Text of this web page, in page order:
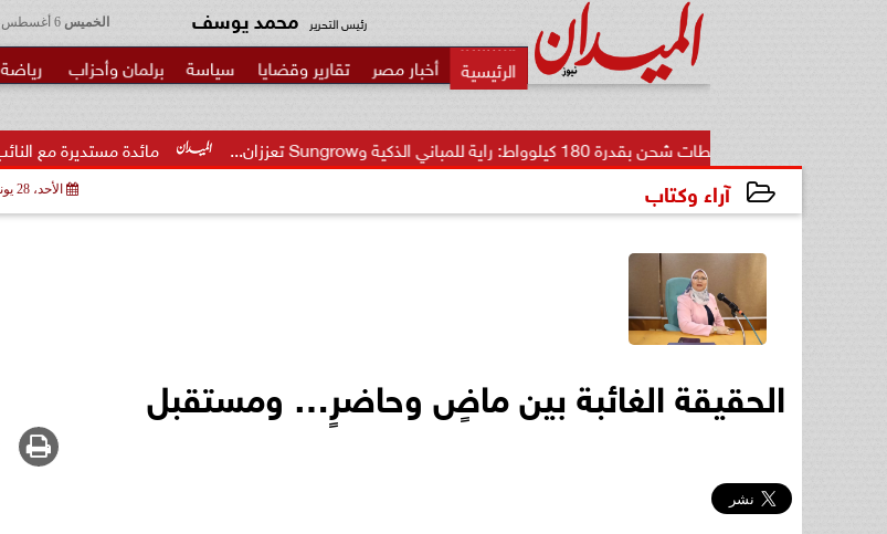
الخميس رئيس التحرير محمد يوسف
أخبار مصر تقارير وقضايا سياسة برلمان وأحزاب رياضة
مائدة مستديرة مع النائب باسم كامل محطات شحن بقدرة 180 كيلوواط: راية للمباني الذكية وSungrow تعززان...
آراء وكتاب الأحد، 28 يونيو 2026
الحقيقة الغائبة بين ماضٍ وحاضرٍ… ومستقبل